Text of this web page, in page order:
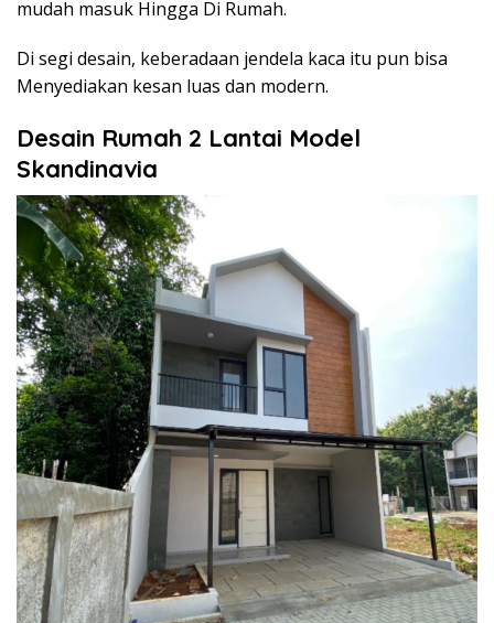
mudah masuk Hingga Di Rumah.
Di segi desain, keberadaan jendela kaca itu pun bisa
Menyediakan kesan luas dan modern.
Desain Rumah 2 Lantai Model
Skandinavia